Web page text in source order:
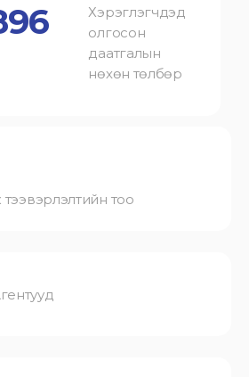
Хэрэглэгчдэд
олгосон
даатгалын
нөхөн төлбөр
тоо